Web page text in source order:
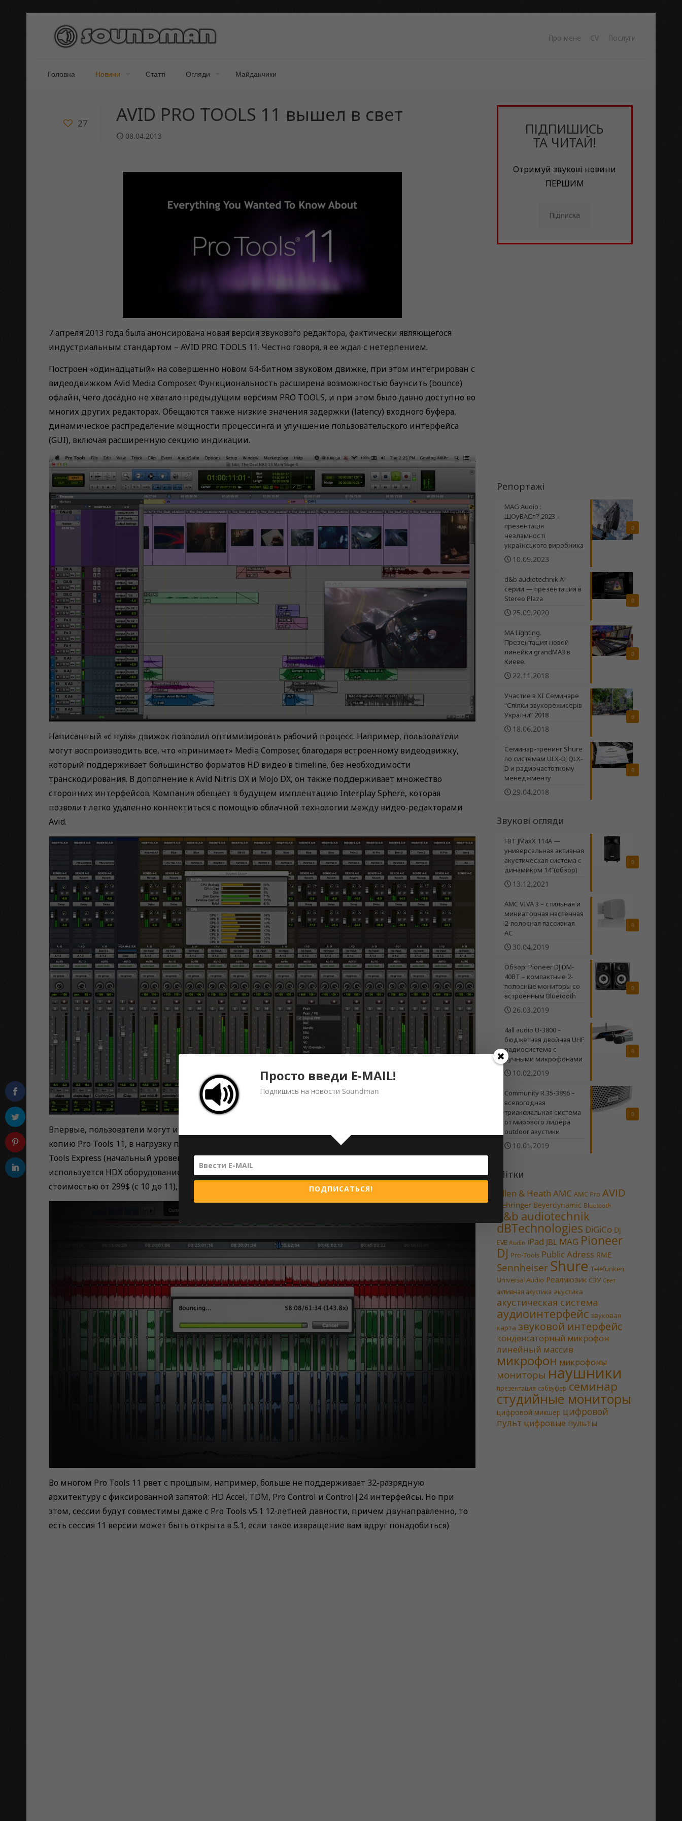
Головна Новини Статті Огляди Майданчики
Про мене CV Послуги
27 AVID PRO TOOLS 11 вышел в свет
08.04.2013
7 апреля 2013 года была анонсирована новая версия звукового редактора, фактически являющегося
индустриальным стандартом – AVID PRO TOOLS 11. Честно говоря, я ее ждал с нетерпением.
Построен «одинадцатый» на совершенно новом 64-битном звуковом движке, при этом интегрирован с
видеодвижком Avid Media Composer. Функциональность расширена возможностью баунсить (bounce)
офлайн, чего досадно не хватало предыдущим версиям PRO TOOLS, и при этом было давно доступно во
многих других редакторах. Обещаются также низкие значения задержки (latency) входного буфера,
динамическое распределение мощности процессинга и улучшение пользовательского интерфейса
(GUI), включая расширенную секцию индикации.
Написанный «с нуля» движок позволил оптимизировать рабочий процесс. Например, пользователи
могут воспроизводить все, что «принимает» Media Composer, благодаря встроенному видеодвижку,
который поддерживает большинство форматов HD видео в timeline, без необходимости
транскодирования. В дополнение к Avid Nitris DX и Mojo DX, он также поддерживает множество
сторонних интерфейсов. Компания обещает в будущем имплентацию Interplay Sphere, которая
позволит легко удаленно коннектиться с помощью облачной технологии между видео-редакторами
Avid.
Впервые, пользователи могут иметь две версии Pro Tools на том же компьютере: когда вы покупаете
копию Pro Tools 11, в нагрузку получаете лицензию на Pro Tools 10. Будут доступны три версии: Pro
Tools Express (начальный уровень), Pro Tools Software (prо-потребительская) и Pro Tools HD (даже если
используется HDX оборудование). Полная версия (не HD) будет стоить 699$, а апгрейд по-разному,
стоимостью от 299$ (с 10 до 11), $ 399 (от 9 до 11) до $ 999 (HD9 на HD11).
Во многом Pro Tools 11 рвет с прошлым, например, больше не поддерживает 32-разрядную
архитектуру с фиксированной запятой: HD Accel, TDM, Pro Control и Control|24 интерфейсы. Но при
этом, сессии будут совместимы даже с Pro Tools v5.1 12-летней давности, причем двунаправленно, то
есть сессия 11 версии может быть открыта в 5.1, если такое извращение вам вдруг понадобиться)
ПІДПИШИСЬ
ТА ЧИТАЙ!
Отримуй звукові новини
ПЕРШИМ
Підписка
Репортажі
0
MAG Audio :
ШОуВАСп? 2023 –
презентація
незламності
українського виробника
10.09.2023
0
d&b audiotechnik A-
серии — презентация в
Stereo Plaza
25.09.2020
0
MA Lighting.
Презентация новой
линейки grandMA3 в
Киеве.
22.11.2018
0
Участие в XI Семинаре
“Спілки звукорежисерів
України” 2018
18.06.2018
0
Семинар-тренинг Shure
по системам ULX-D, QLX-
D и радиочастотному
менеджменту
29.04.2018
Звукові огляди
0
FBT JMaxX 114A —
универсальная активная
акустическая система с
динамиком 14″(обзор)
13.12.2021
0
AMC VIVA 3 – стильная и
миниатюрная настенная
2-полосная пасcивная
АС
30.04.2019
0
Обзор: Pioneer DJ DM-
40BT – компактные 2-
полосные мониторы со
встроенным Bluetooth
26.03.2019
0
4all audio U-3800 –
бюджетная двойная UHF
радиосистема c
ручными микрофонами
10.02.2019
0
Community R.35-3896 –
всепогодная
триаксиальная система
от мирового лидера
outdoor акустики
10.01.2019
Мітки
Allen & Heath AMC AMC Pro AVID
Behringer Beyerdynamic Bluetooth
d&b audiotechnik
dBTechnologies DiGiCo DJ
EVE Audio iPad JBL MAG Pioneer
DJ Pro-Tools Public Adress RME
Sennheiser Shure Telefunken
Universal Audio Реалмюзик СЗУ Свет
активная акустика акустика
акустическая система
аудиоинтерфейс звуковая
карта звуковой интерфейс
конденсаторный микрофон
линейный массив
микрофон микрофоны
мониторы наушники
презентация сабвуфер семинар
студийные мониторы
цифровой микшер цифровой
пульт цифровые пульты
Просто введи E-MAIL!
Подпишись на новости Soundman
ПОДПИСАТЬСЯ!